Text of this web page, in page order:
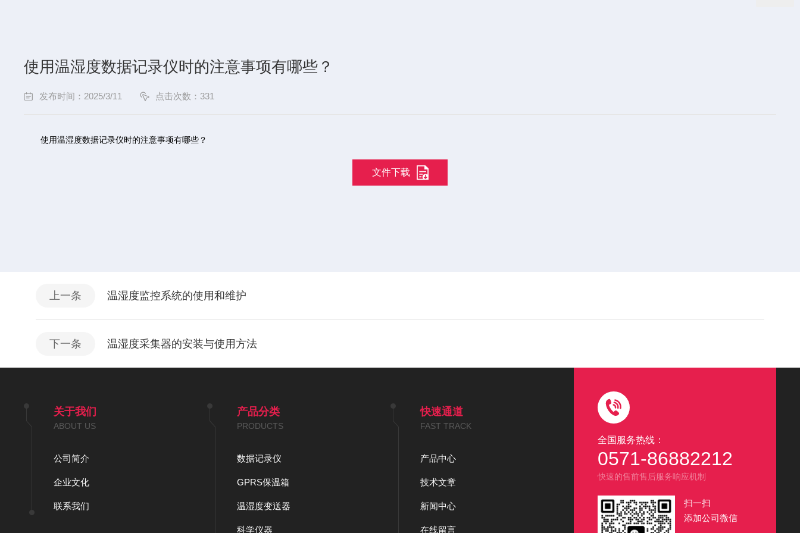
使用温湿度数据记录仪时的注意事项有哪些？
发布时间：2025/3/11 点击次数：331
使用温湿度数据记录仪时的注意事项有哪些？
文件下载
上一条 温湿度监控系统的使用和维护
下一条 温湿度采集器的安装与使用方法
全国服务热线：
0571-86882212
快速的售前售后服务响应机制
扫一扫
添加公司微信
关于我们
ABOUT US
公司简介
企业文化
联系我们
产品分类
PRODUCTS
数据记录仪
GPRS保温箱
温湿度变送器
科学仪器
快速通道
FAST TRACK
产品中心
技术文章
新闻中心
在线留言